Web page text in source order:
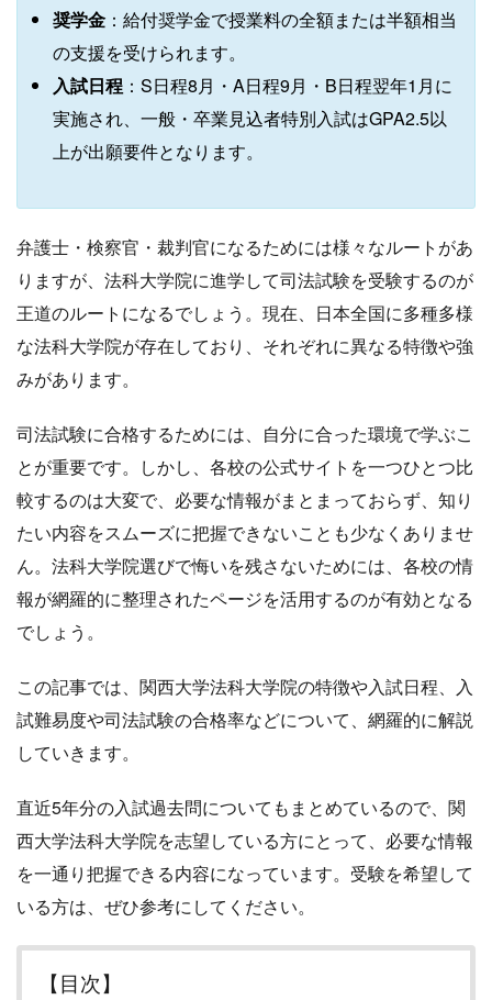
奨学金 ：給付奨学金で授業料の全額または半額相当
の支援を受けられます。
入試日程 ：S日程8月・A日程9月・B日程翌年1月に
実施され、一般・卒業見込者特別入試はGPA2.5以
上が出願要件となります。
弁護士・検察官・裁判官になるためには様々なルートがあ
りますが、法科大学院に進学して司法試験を受験するのが
王道のルートになるでしょう。現在、日本全国に多種多様
な法科大学院が存在しており、それぞれに異なる特徴や強
みがあります。
司法試験に合格するためには、自分に合った環境で学ぶこ
とが重要です。しかし、各校の公式サイトを一つひとつ比
較するのは大変で、必要な情報がまとまっておらず、知り
たい内容をスムーズに把握できないことも少なくありませ
ん。法科大学院選びで悔いを残さないためには、各校の情
報が網羅的に整理されたページを活用するのが有効となる
でしょう。
この記事では、関西大学法科大学院の特徴や入試日程、入
試難易度や司法試験の合格率などについて、網羅的に解説
していきます。
直近5年分の入試過去問についてもまとめているので、関
西大学法科大学院を志望している方にとって、必要な情報
を一通り把握できる内容になっています。受験を希望して
いる方は、ぜひ参考にしてください。
【目次】